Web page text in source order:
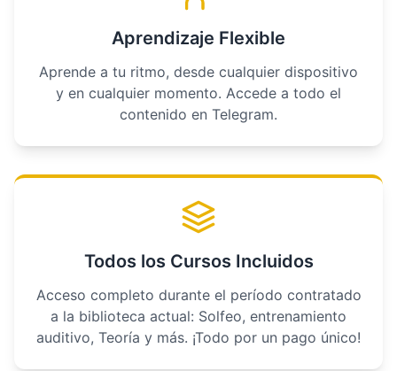
Aprendizaje Flexible
Aprende a tu ritmo, desde cualquier dispositivo
y en cualquier momento. Accede a todo el
contenido en Telegram.
Todos los Cursos Incluidos
Acceso completo durante el período contratado
a la biblioteca actual: Solfeo, entrenamiento
auditivo, Teoría y más. ¡Todo por un pago único!